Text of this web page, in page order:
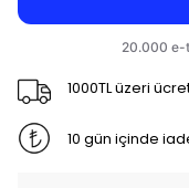
1000TL üzeri
10 gün içinde